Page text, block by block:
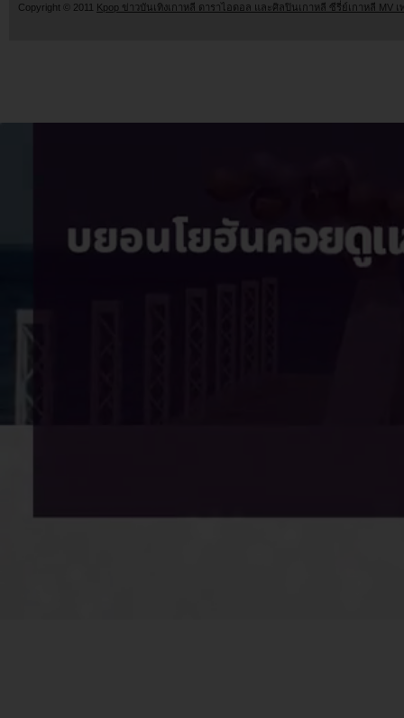
Copyright © 2011 Kpop ข่าวบันเทิงเกาหลี ดาราไอดอล และศิลปินเกาหลี ซีรี่ย์เกาหลี MV